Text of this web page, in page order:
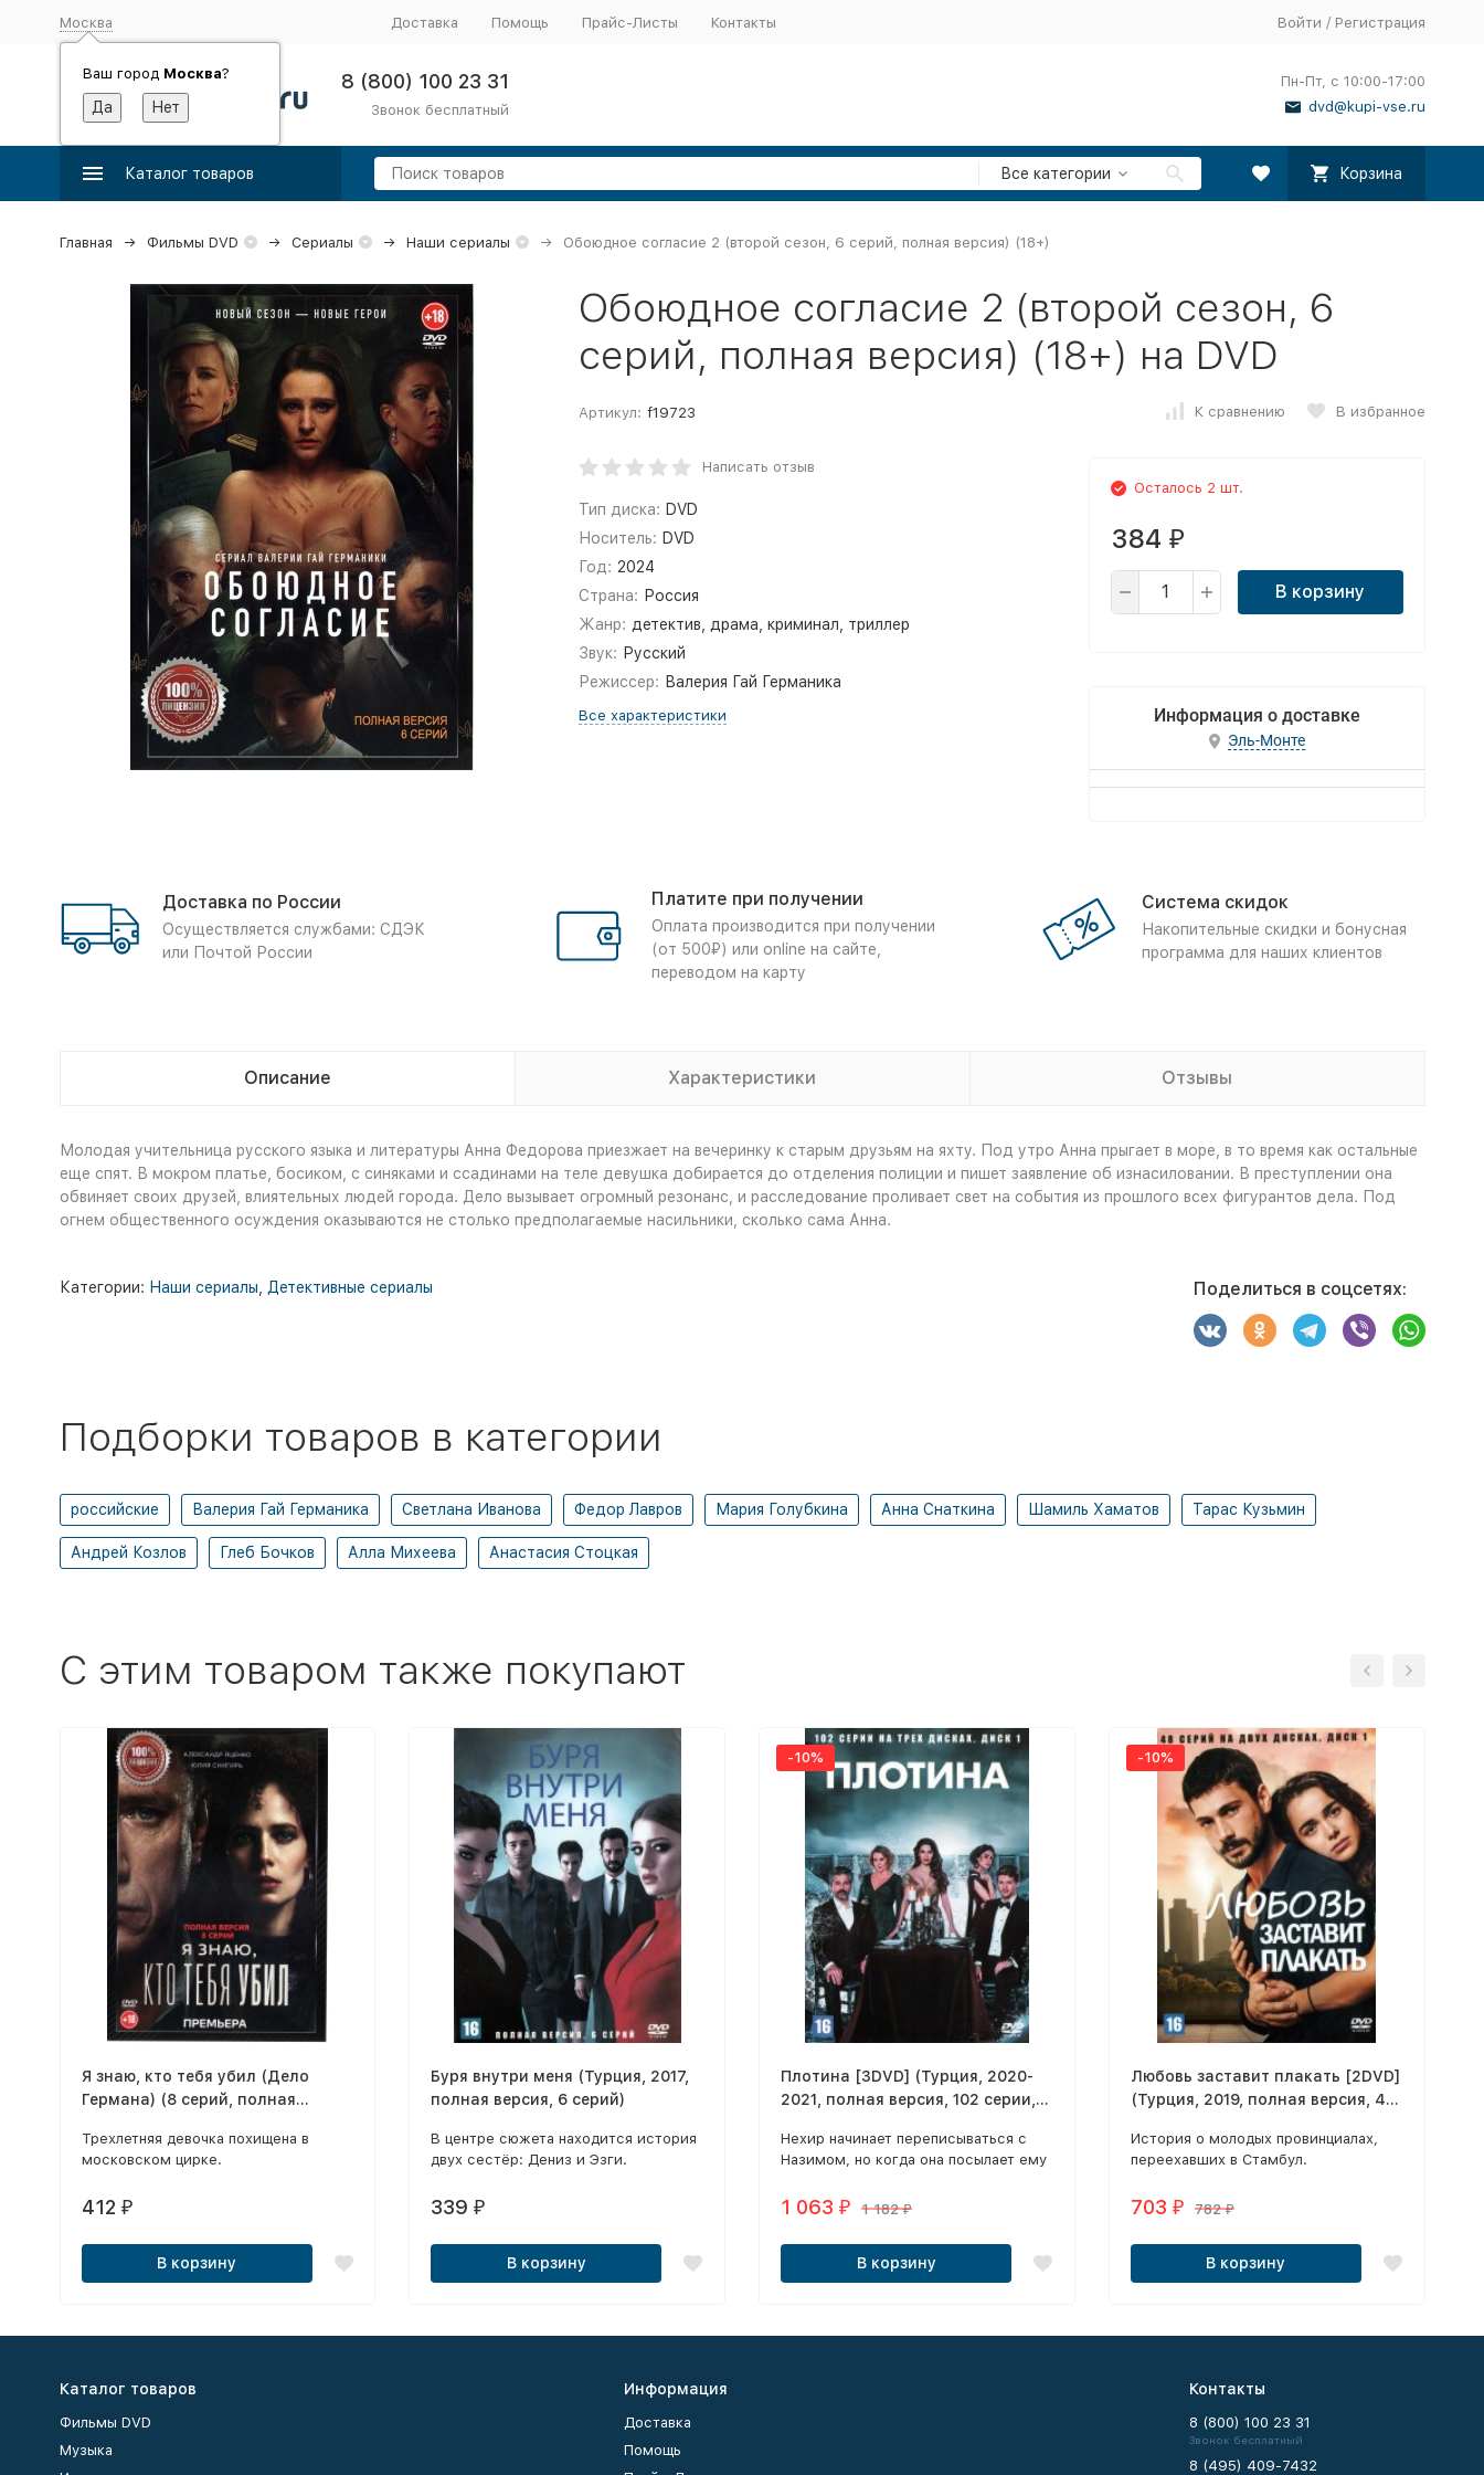
Москва
Ваш город Москва?
Доставка Помощь Прайс-Листы Контакты Войти / Регистрация
8 (800) 100 23 31
Звонок бесплатный
Пн-Пт, с 10:00-17:00
dvd@kupi-vse.ru
Каталог товаров Все категории Корзина
Главная Фильмы DVD Сериалы Наши сериалы Обоюдное согласие 2 (второй сезон, 6 серий, полная версия) (18+)
Обоюдное согласие 2 (второй сезон, 6
серий, полная версия) (18+) на DVD
Артикул: f19723 К сравнению В избранное
Написать отзыв
Тип диска: DVD
Носитель: DVD
Год: 2024
Страна: Россия
Жанр: детектив, драма, криминал, триллер
Звук: Русский
Режиссер: Валерия Гай Германика
Все характеристики
Осталось 2 шт.
384 ₽
В корзину
Информация о доставке
Эль-Монте
Доставка по России
Осуществляется службами: СДЭК
или Почтой России
Платите при получении
Оплата производится при получении
(от 500₽) или online на сайте,
переводом на карту
Система скидок
Накопительные скидки и бонусная
программа для наших клиентов
Описание Характеристики Отзывы
Молодая учительница русского языка и литературы Анна Федорова приезжает на вечеринку к старым друзьям на яхту. Под утро Анна прыгает в море, в то время как остальные
еще спят. В мокром платье, босиком, с синяками и ссадинами на теле девушка добирается до отделения полиции и пишет заявление об изнасиловании. В преступлении она
обвиняет своих друзей, влиятельных людей города. Дело вызывает огромный резонанс, и расследование проливает свет на события из прошлого всех фигурантов дела. Под
огнем общественного осуждения оказываются не столько предполагаемые насильники, сколько сама Анна.
Категории: Наши сериалы Детективные сериалы Поделиться в соцсетях:
Подборки товаров в категории
российские Валерия Гай Германика Светлана Иванова Федор Лавров Мария Голубкина Анна Снаткина Шамиль Хаматов Тарас Кузьмин
Андрей Козлов Глеб Бочков Алла Михеева Анастасия Стоцкая
C этим товаром также покупают
Я знаю, кто тебя убил (Дело
Германа) (8 серий, полная
Трехлетняя девочка похищена в
московском цирке.
412 ₽
В корзину
Буря внутри меня (Турция, 2017,
полная версия, 6 серий)
В центре сюжета находится история
двух сестёр: Дениз и Эзги.
339₽
В корзину
-10%
Плотина [3DVD] (Турция, 2020-
2021, полная версия, 102 серии,
(дублированный)
Нехир начинает переписываться с
Назимом, но когда она посылает ему
1 063 ₽ 1 182₽
В корзину
-10%
Любовь заставит плакать [2DVD]
(Турция, 2019, полная версия, 48
профессиональный
(дублированный))
История о молодых провинциалах,
переехавших в Стамбул.
703 ₽ 782₽
В корзину
Каталог товаров
Фильмы DVD
Музыка
Информация
Доставка
Помощь
Контакты
8 (800) 100 23 31
Звонок бесплатный
8 (495) 409-7432